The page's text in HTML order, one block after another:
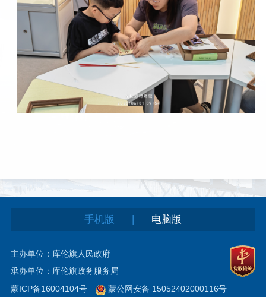
手机版 电脑版
主办单位：库伦旗人民政府
承办单位：库伦旗政务服务局
蒙ICP备16004104号
蒙公网安备 15052402000116号